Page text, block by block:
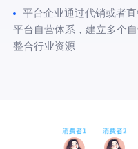
平台企业通过代销或者
平台自营体系，建立多个
整合行业资源